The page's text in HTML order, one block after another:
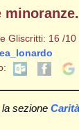
Gliscritti: 16 /
sezione